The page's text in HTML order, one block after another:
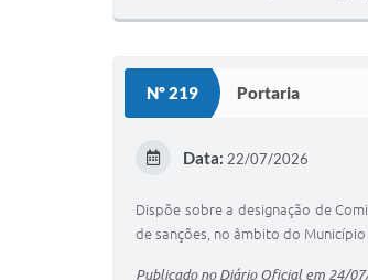
Nº 219 Portaria
Data: 22/07/2026
Dispõe sobre a designação de
de sanções, no âmbito do Município
Publicado no Diário Oficial em 24/